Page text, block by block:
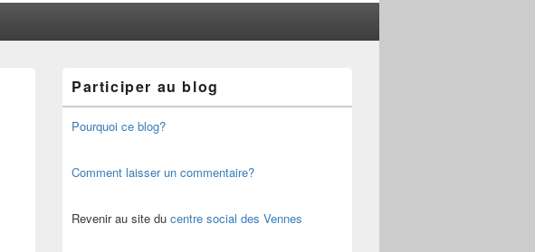
principale
de
widget
barre
Participer au blog
Pourquoi ce blog?
Comment laisser un commentaire?
Revenir au site du centre social des Vennes